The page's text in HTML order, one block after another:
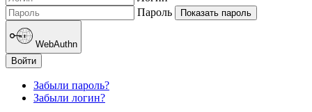
Пароль
Показать пароль
WebAuthn
Войти
Забыли пароль?
Забыли логин?